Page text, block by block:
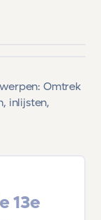
Omtrek
inlijsten,
13e